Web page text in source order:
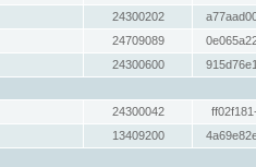
24300202
24709089
24300600
24300042
13409200